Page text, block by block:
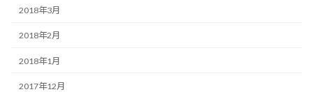
2018年3月
2018年2月
2018年1月
2017年12月